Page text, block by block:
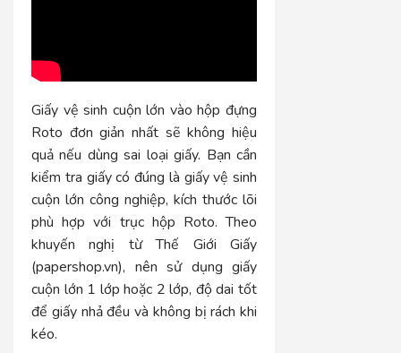
Giấy vệ sinh cuộn lớn vào hộp đựng
Roto đơn giản nhất sẽ không hiệu
quả nếu dùng sai loại giấy. Bạn cần
kiểm tra giấy có đúng là giấy vệ sinh
cuộn lớn công nghiệp, kích thước lõi
phù hợp với trục hộp Roto. Theo
khuyến nghị từ Thế Giới Giấy
(papershop.vn), nên sử dụng giấy
cuộn lớn 1 lớp hoặc 2 lớp, độ dai tốt
để giấy nhả đều và không bị rách khi
kéo.